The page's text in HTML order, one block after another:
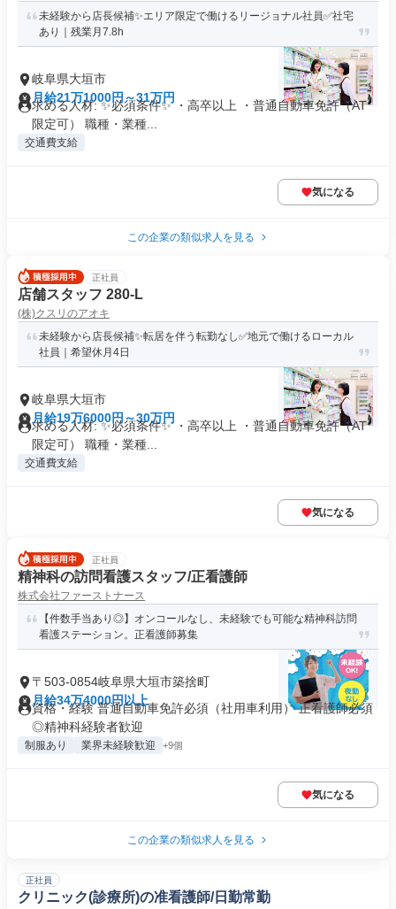
未経験から店長候補✨エリア限定で働けるリージョナル社員✅社宅
あり｜残業月7.8h
岐阜県大垣市
月給21万1000円～31万円
求める人材: ✨必須条件✨ ・高卒以上 ・普通自動車免許（AT
限定可） 職種・業種...
交通費支給
気になる
この企業の類似求人を見る
正社員
店舗スタッフ 280-L
(株)クスリのアオキ
未経験から店長候補✨転居を伴う転勤なし✅地元で働けるローカル
社員｜希望休月4日
岐阜県大垣市
月給19万6000円～30万円
求める人材: ✨必須条件✨ ・高卒以上 ・普通自動車免許（AT
限定可） 職種・業種...
交通費支給
気になる
正社員
精神科の訪問看護スタッフ/正看護師
株式会社ファーストナース
【件数手当あり◎】オンコールなし、未経験でも可能な精神科訪問
看護ステーション。正看護師募集
〒503-0854岐阜県大垣市築捨町
月給34万4000円以上
資格・経験 普通自動車免許必須（社用車利用） 正看護師必須
◎精神科経験者歓迎
制服あり 業界未経験歓迎 +9個
気になる
この企業の類似求人を見る
正社員
クリニック(診療所)の准看護師/日勤常勤